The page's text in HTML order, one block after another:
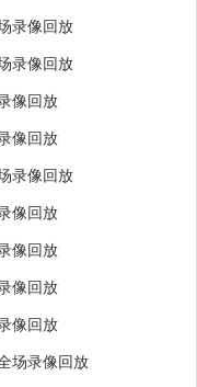
录像回放
录像回放
像回放
像回放
录像回放
像回放
像回放
像回放
像回放
场录像回放